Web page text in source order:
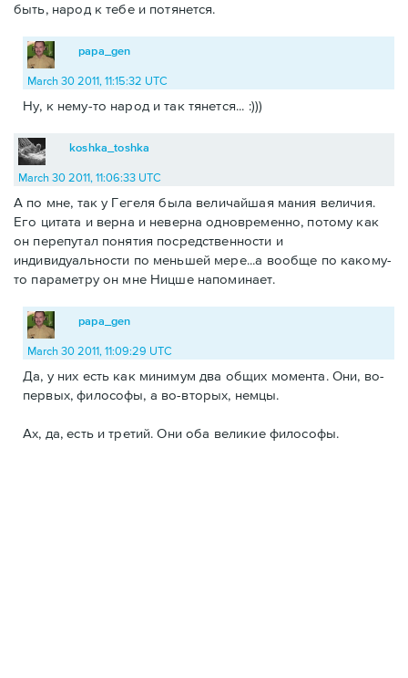
быть, народ к тебе и потянется.
papa_gen
March 30 2011, 11:15:32 UTC
Ну, к нему-то народ и так тянется... :)))
koshka_toshka
March 30 2011, 11:06:33 UTC
А по мне, так у Гегеля была величайшая мания величия.
Его цитата и верна и неверна одновременно, потому как
он перепутал понятия посредственности и
индивидуальности по меньшей мере...а вообще по какому-
то параметру он мне Ницше напоминает.
papa_gen
March 30 2011, 11:09:29 UTC
Да, у них есть как минимум два общих момента. Они, во-
первых, философы, а во-вторых, немцы.
Ах, да, есть и третий. Они оба великие философы.